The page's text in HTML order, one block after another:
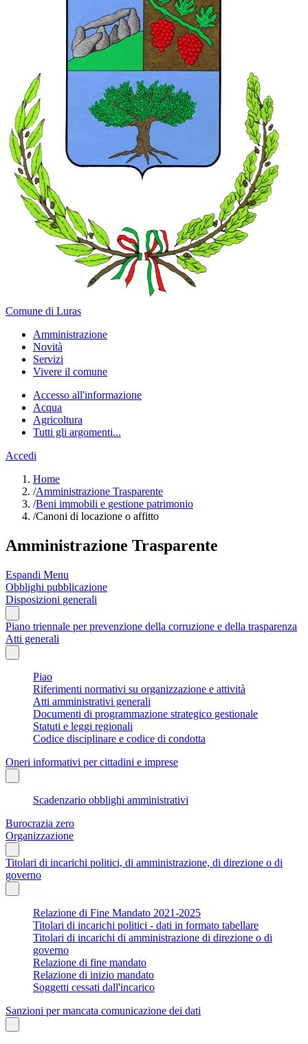
Comune di Luras
Amministrazione
Novità
Servizi
Vivere il comune
Accesso all'informazione
Acqua
Agricoltura
Tutti gli argomenti...
Accedi
Home
/Amministrazione Trasparente
/Beni immobili e gestione patrimonio
/Canoni di locazione o affitto
Amministrazione Trasparente
Espandi Menu
Obblighi pubblicazione
Disposizioni generali
Piano triennale per prevenzione della corruzione e della trasparenza
Atti generali
Piao
Riferimenti normativi su organizzazione e attività
Atti amministrativi generali
Documenti di programmazione strategico gestionale
Statuti e leggi regionali
Codice disciplinare e codice di condotta
Oneri informativi per cittadini e imprese
Scadenzario obblighi amministrativi
Burocrazia zero
Organizzazione
Titolari di incarichi politici, di amministrazione, di direzione o di
governo
Relazione di Fine Mandato 2021-2025
Titolari di incarichi politici - dati in formato tabellare
Titolari di incarichi di amministrazione di direzione o di
governo
Relazione di fine mandato
Relazione di inizio mandato
Soggetti cessati dall'incarico
Sanzioni per mancata comunicazione dei dati